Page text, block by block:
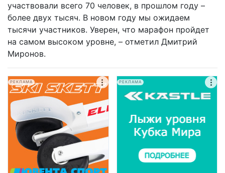
участвовали всего 70 человек, в прошлом году –
более двух тысяч. В новом году мы ожидаем
тысячи участников. Уверен, что марафон пройдет
на самом высоком уровне, – отметил Дмитрий
Миронов.
РЕКЛАМА РЕКЛАМА